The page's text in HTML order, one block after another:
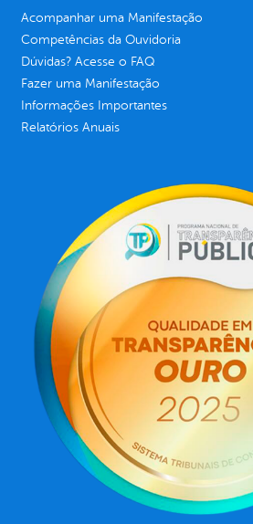
Acompanhar uma Manifestação
Competências da Ouvidoria
Dúvidas? Acesse o FAQ
Fazer uma Manifestação
Informações Importantes
Relatórios Anuais